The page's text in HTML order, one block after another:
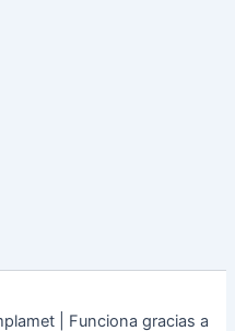
| Funciona gracias a